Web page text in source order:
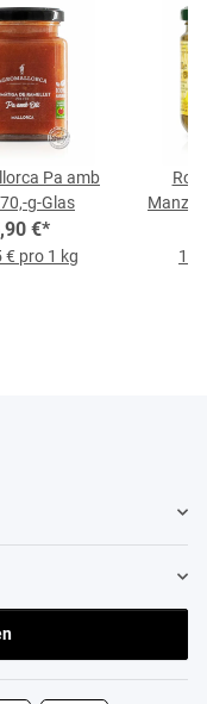
Pa amb
g-Glas
€*
€ pro 1 kg